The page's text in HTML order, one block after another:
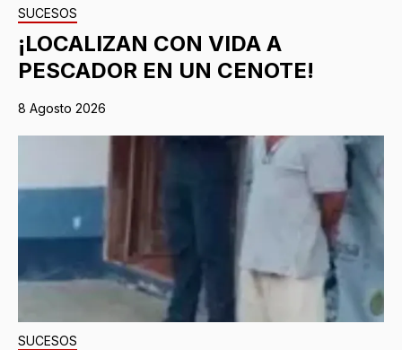
SUCESOS
¡LOCALIZAN CON VIDA A
PESCADOR EN UN CENOTE!
8 Agosto 2026
SUCESOS